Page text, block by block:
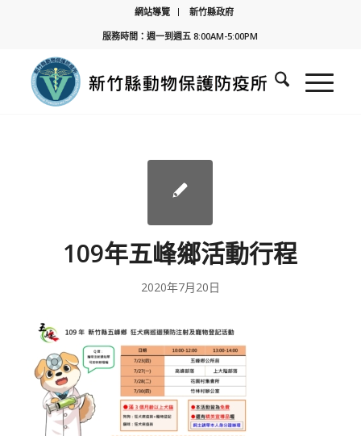
網站導覽
新竹縣政府
服務時間：週一到週五 8:00AM-5:00PM
109年五峰鄉活動行程
2020年7月20日